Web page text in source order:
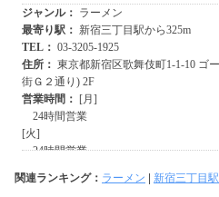
関連ランキング： ラーメン | 新宿三丁目駅